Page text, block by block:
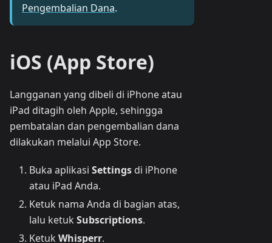
Pengembalian Dana.
iOS (App Store)
Langganan yang dibeli di iPhone atau
iPad ditagih oleh Apple, sehingga
pembatalan dan pengembalian dana
dilakukan melalui App Store.
Buka aplikasi Settings di iPhone
atau iPad Anda.
Ketuk nama Anda di bagian atas,
lalu ketuk Subscriptions.
Ketuk Whisperr.